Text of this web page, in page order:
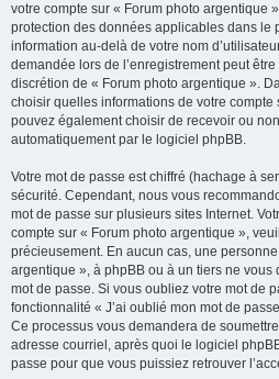
votre compte sur « Forum photo argentique
protection des données applicables dans le
information au-delà de votre nom
demandée lors de l’enregistrement peut
discrétion de « Forum photo argentique ».
choisir quelles informations de votre
pouvez également choisir de recevoir ou
automatiquement par le logiciel phpBB.
Votre mot de passe est chiffré (hachage à
sécurité. Cependant, nous vous
mot de passe sur plusieurs sites Internet.
compte sur « Forum photo argentique »,
précieusement. En aucun cas, une
argentique », à phpBB ou à un tiers ne vous
mot de passe. Si vous oubliez votre mot de
fonctionnalité « J’ai oublié mon mot de
Ce processus vous demandera de
adresse courriel, après quoi le logiciel
passe pour que vous puissiez retrouver